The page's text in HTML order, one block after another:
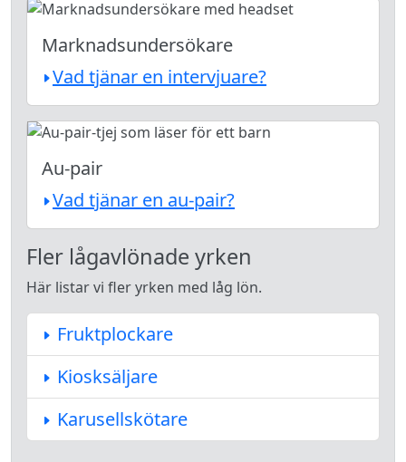
Marknadsundersökare
Vad tjänar en intervjuare?
Au-pair
Vad tjänar en au-pair?
Fler lågavlönade yrken
Här listar vi fler yrken med låg lön.
Fruktplockare
Kiosksäljare
Karusellskötare